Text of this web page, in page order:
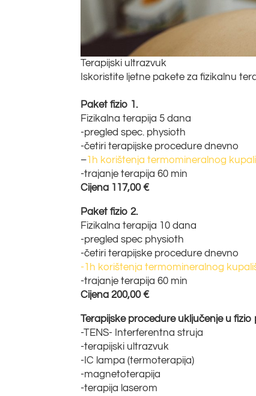
Terapijski ultrazvuk
Iskoristite ljetne pakete za fizikalnu
Paket fizio 1.
Fizikalna terapija 5 dana
-pregled spec. physioth
-četiri terapijske procedure dnevno
–1h korištenja termomineralnog
-trajanje terapija 60 min
Cijena 117,00 €
Paket fizio 2.
Fizikalna terapija 10 dana
-pregled spec physioth
-četiri terapijske procedure dnevno
-1h korištenja termomineralnog
-trajanje terapija 60 min
Cijena 200,00 €
Terapijske procedure uključenje u fizio
-TENS- Interferentna struja
-terapijski ultrazvuk
-IC lampa (termoterapija)
-magnetoterapija
-terapija laserom